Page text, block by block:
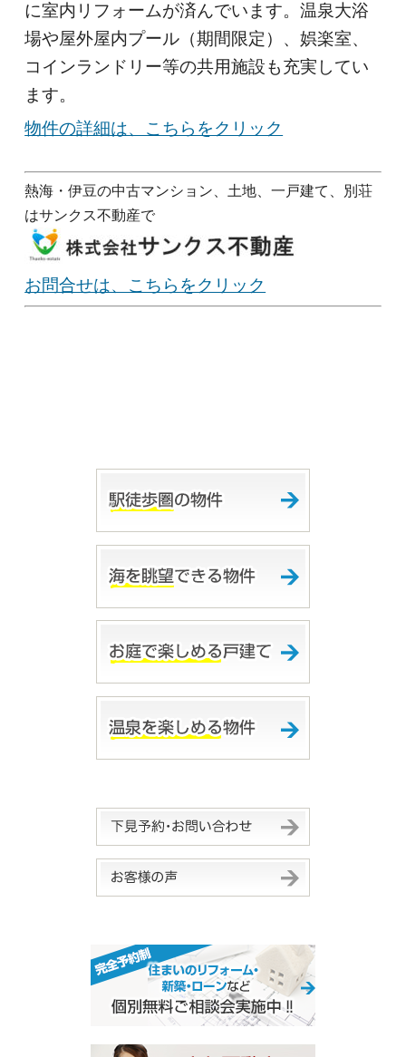
に室内リフォームが済んでいます。温泉大浴
場や屋外屋内プール（期間限定）、娯楽室、
コインランドリー等の共用施設も充実してい
ます。
物件の詳細は、こちらをクリック
熱海・伊豆の中古マンション、土地、一戸建て、別荘
はサンクス不動産で
お問合せは、こちらをクリック